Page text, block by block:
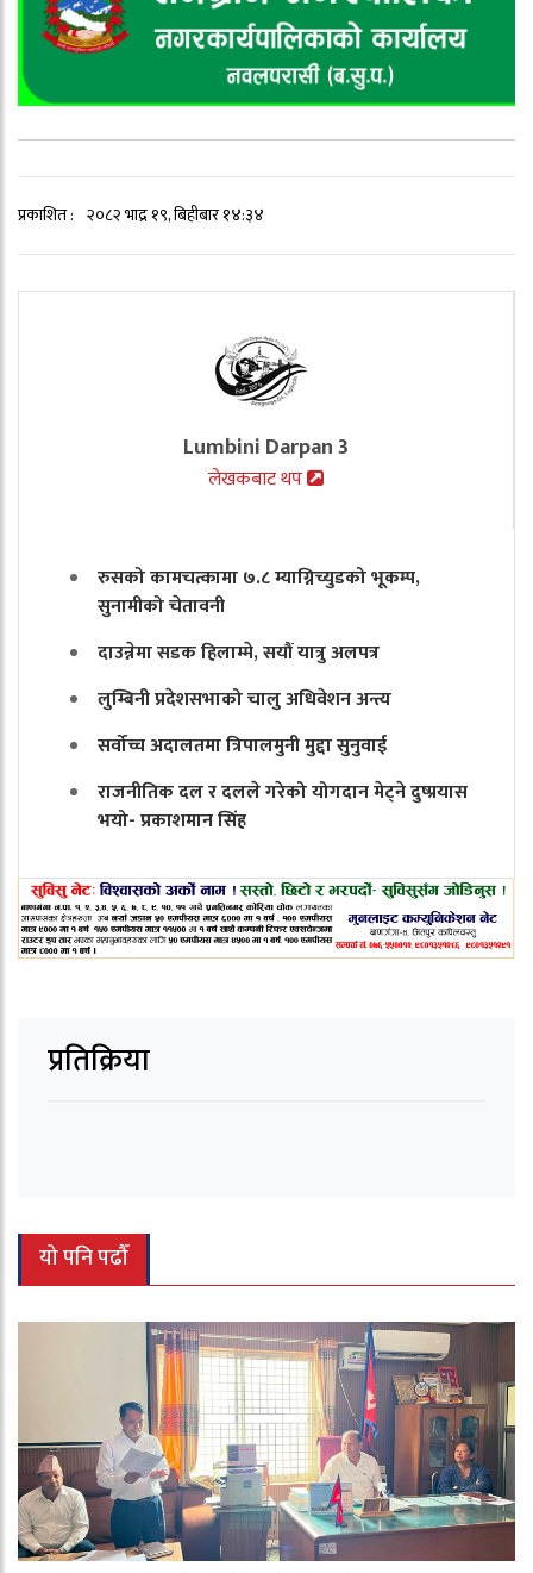
प्रकाशित : २०८२ भाद्र १९, बिहीबार १४:३४
Lumbini Darpan 3
लेखकबाट थप
रुसको कामचत्कामा ७.८ म्याग्निच्युडको भूकम्प,
सुनामीको चेतावनी
दाउन्नेमा सडक हिलाम्मे, सयौं यात्रु अलपत्र
लुम्बिनी प्रदेशसभाको चालु अधिवेशन अन्त्य
सर्वोच्च अदालतमा त्रिपालमुनी मुद्दा सुनुवाई
राजनीतिक दल र दलले गरेको योगदान मेट्ने दुष्प्रयास
भयो- प्रकाशमान सिंह
प्रतिक्रिया
यो पनि पढौँ